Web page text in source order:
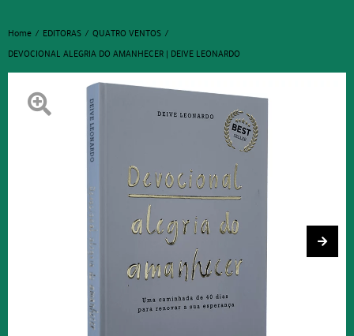
Home EDITORAS
QUATRO VENTOS
DEVOCIONAL ALEGRIA DO AMANHECER | DEIVE LEONARDO